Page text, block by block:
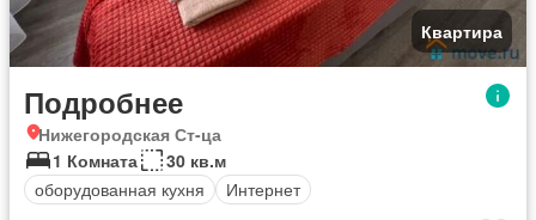
Квартира
Подробнее
Нижегородская Ст-ца
1 Комната
30 кв.м
оборудованная кухня
Интернет